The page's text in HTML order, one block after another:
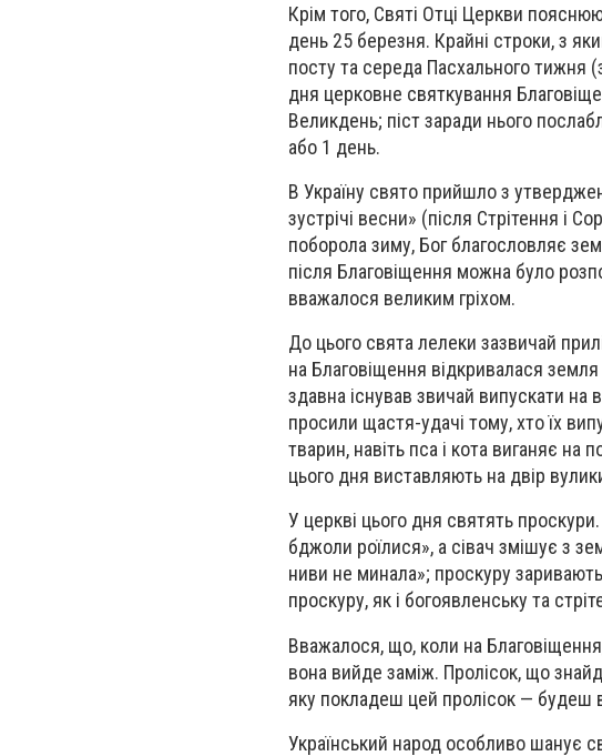
Крім того, Святі Отці Церкви
день 25 березня. Крайні строки, з
посту та середа Пасхального тижня
дня церковне святкування
Великдень; піст заради нього
або 1 день.
В Україну свято прийшло з
зустрічі весни» (після Стрітення і
поборола зиму, Бог благословляє
після Благовіщення можна було
вважалося великим гріхом.
До цього свята лелеки зазвичай
на Благовіщення відкривалася земля
здавна існував звичай випускати
просили щастя-удачі тому, хто їх
тварин, навіть пса і кота виганяє на
цього дня виставляють на двір
У церкві цього дня святять
бджоли роїлися», а сівач змішує з
ниви не минала»; проскуру
проскуру, як і богоявленську та
Вважалося, що, коли на
вона вийде заміж. Пролісок, що
яку покладеш цей пролісок — будеш
Український народ особливо шанує